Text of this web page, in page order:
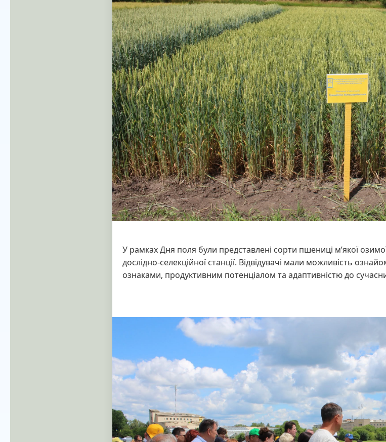
У рамках Дня поля були представлені сорти пшениці м’якої
дослідно-селекційної станції. Відвідувачі мали можливість
ознаками, продуктивним потенціалом та адаптивністю до